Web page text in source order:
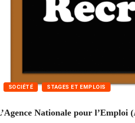
SOCIÉTÉ STAGES ET EMPLOIS
Nationale pour l’Emploi